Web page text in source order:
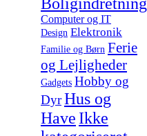
Computer og IT
Design Elektronik
Familie og Børn Ferie
og Lejligheder
Gadgets Hobby og
DyrHus og
Have Ikke